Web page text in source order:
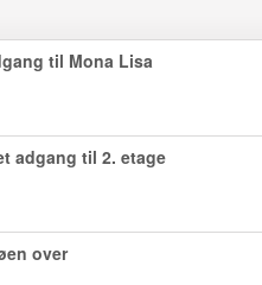
til Mona Lisa
adgang til 2. etage
over